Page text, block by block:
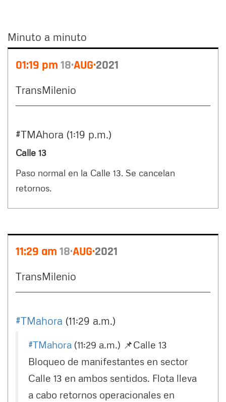
Minuto a minuto
01:19 pm 18 AUG 2021
TransMilenio
#TMAhora (1:19 p.m.)
Calle 13
Paso normal en la Calle 13. Se cancelan
retornos.
11:29 am 18 AUG 2021
TransMilenio
#TMahora (11:29 a.m.)
#TMahora (11:29 a.m.) 📌Calle 13
Bloqueo de manifestantes en sector
Calle 13 en ambos sentidos. Flota lleva
a cabo retornos operacionales en